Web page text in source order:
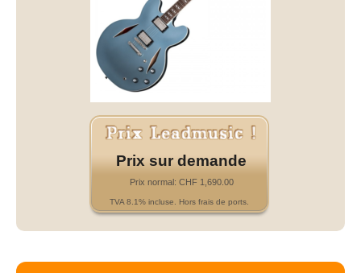
Prix sur demande
Prix normal: CHF 1,690.00
TVA 8.1% incluse. Hors frais de ports.